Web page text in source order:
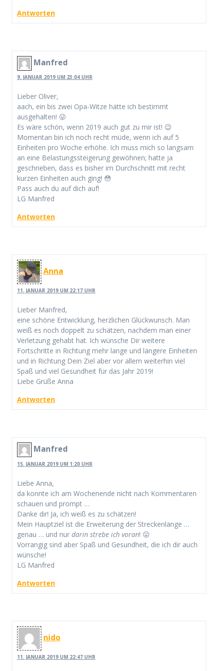
Antworten
Manfred
9. JANUAR 2019 UM 23:04 UHR
Lieber Oliver,
aach, ein bis zwei Opa-Witze hätte ich bestimmt
ausgehalten! 😛
Es wäre schön, wenn 2019 auch gut zu mir ist! 😉
Momentan bin ich noch recht müde, wenn ich auf 5
Einheiten pro Woche erhöhe. Ich muss mich so langsam
an eine Belastungssteigerung gewöhnen; hatte ja
geschrieben, dass es bisher im Durchschnitt mit recht
kurzen Einheiten auch ging! 😳
Pass auch du auf dich auf!
LG Manfred
Antworten
Anna
11. JANUAR 2019 UM 22:17 UHR
Lieber Manfred,
eine schöne Entwicklung, herzlichen Glückwunsch. Man
weiß es noch doppelt zu schätzen, nachdem man einer
Verletzung gehabt hat. Ich wünsche Dir weitere
Fortschritte in Richtung mehr lange und längere Einheiten
und in Richtung Dein Ziel aber vor allem weiterhin viel
Spaß und viel Gesundheit für das Jahr 2019!
Liebe Grüße Anna
Antworten
Manfred
15. JANUAR 2019 UM 1:20 UHR
Liebe Anna,
da konnte ich am Wochenende nicht nach Kommentaren
schauen und prompt …
Danke dir! Ja, ich weiß es zu schätzen!
Mein Hauptziel ist die Erweiterung der Streckenlänge …
genau … und nur darin strebe ich voran! 😛
Vorrangig sind aber Spaß und Gesundheit, die ich dir auch
wünsche!
LG Manfred
Antworten
nido
11. JANUAR 2019 UM 22:47 UHR